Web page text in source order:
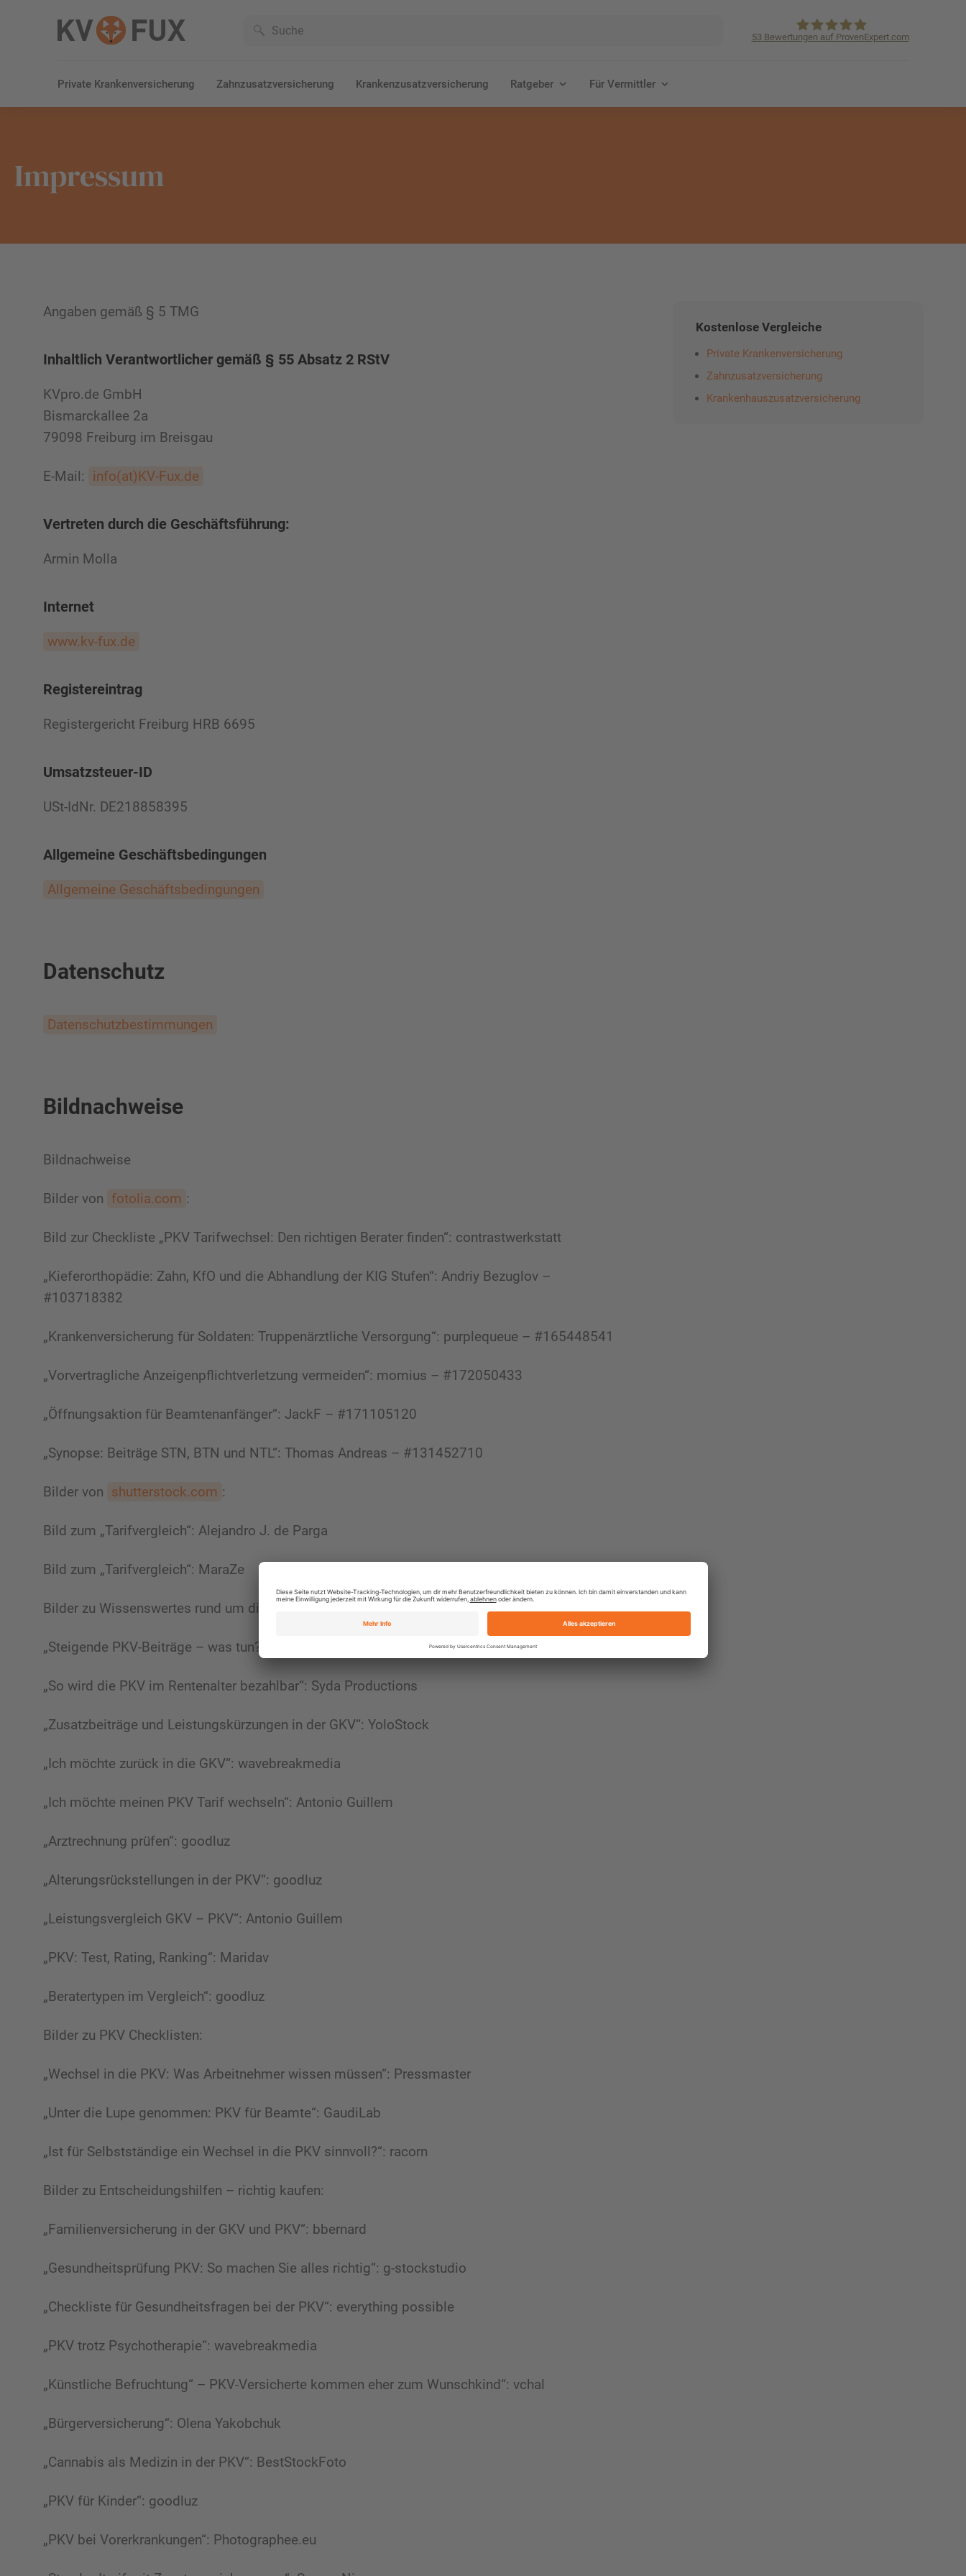
53 Bewertungen auf ProvenExpert.com
Private Krankenversicherung Zahnzusatzversicherung Krankenzusatzversicherung Ratgeber Für Vermittler
Impressum
Kostenlose Vergleiche
Private Krankenversicherung
Zahnzusatzversicherung
Krankenhauszusatzversicherung
Angaben gemäß § 5 TMG
Inhaltlich Verantwortlicher gemäß § 55 Absatz 2 RStV
KVpro.de GmbH
Bismarckallee 2a
79098 Freiburg im Breisgau
E-Mail: info(at)KV-Fux.de
Vertreten durch die Geschäftsführung:
Armin Molla
Internet
www.kv-fux.de
Registereintrag
Registergericht Freiburg HRB 6695
Umsatzsteuer-ID
USt-IdNr. DE218858395
Allgemeine Geschäftsbedingungen
Allgemeine Geschäftsbedingungen
Datenschutz
Datenschutzbestimmungen
Bildnachweise
Bildnachweise
Bilder von fotolia.com :
Bild zur Checkliste „PKV Tarifwechsel: Den richtigen Berater finden“: contrastwerkstatt
„Kieferorthopädie: Zahn, KfO und die Abhandlung der KIG Stufen“: Andriy Bezuglov –
#103718382
„Krankenversicherung für Soldaten: Truppenärztliche Versorgung“: purplequeue – #165448541
„Vorvertragliche Anzeigenpflichtverletzung vermeiden“: momius – #172050433
„Öffnungsaktion für Beamtenanfänger“: JackF – #171105120
„Synopse: Beiträge STN, BTN und NTL“: Thomas Andreas – #131452710
Bilder von shutterstock.com :
Bild zum „Tarifvergleich“: Alejandro J. de Parga
Bild zum „Tarifvergleich“: MaraZe
Bilder zu Wissenswertes rund um die Private Krankenversicherung:
„Steigende PKV-Beiträge – was tun?!“: Bavorndej
„So wird die PKV im Rentenalter bezahlbar“: Syda Productions
„Zusatzbeiträge und Leistungskürzungen in der GKV“: YoloStock
„Ich möchte zurück in die GKV“: wavebreakmedia
„Ich möchte meinen PKV Tarif wechseln“: Antonio Guillem
„Arztrechnung prüfen“: goodluz
„Alterungsrückstellungen in der PKV“: goodluz
„Leistungsvergleich GKV – PKV“: Antonio Guillem
„PKV: Test, Rating, Ranking“: Maridav
„Beratertypen im Vergleich“: goodluz
Bilder zu PKV Checklisten:
„Wechsel in die PKV: Was Arbeitnehmer wissen müssen“: Pressmaster
„Unter die Lupe genommen: PKV für Beamte“: GaudiLab
„Ist für Selbstständige ein Wechsel in die PKV sinnvoll?“: racorn
Bilder zu Entscheidungshilfen – richtig kaufen:
„Familienversicherung in der GKV und PKV“: bbernard
„Gesundheitsprüfung PKV: So machen Sie alles richtig“: g-stockstudio
„Checkliste für Gesundheitsfragen bei der PKV“: everything possible
„PKV trotz Psychotherapie“: wavebreakmedia
„Künstliche Befruchtung“ – PKV-Versicherte kommen eher zum Wunschkind“: vchal
„Bürgerversicherung“: Olena Yakobchuk
„Cannabis als Medizin in der PKV“: BestStockFoto
„PKV für Kinder“: goodluz
„PKV bei Vorerkrankungen“: Photographee.eu